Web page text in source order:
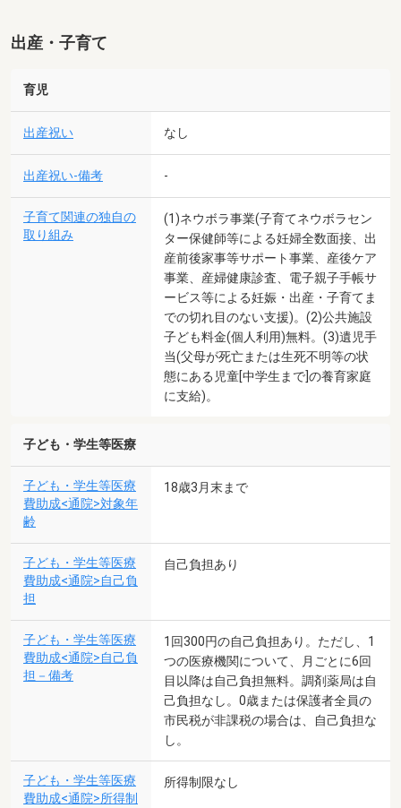
出産・子育て
育児
出産祝い なし
出産祝い-備考 -
子育て関連の独自の
取り組み
(1)ネウボラ事業(子育てネウボラセン
ター保健師等による妊婦全数面接、出
産前後家事等サポート事業、産後ケア
事業、産婦健康診査、電子親子手帳サ
ービス等による妊娠・出産・子育てま
での切れ目のない支援)。(2)公共施設
子ども料金(個人利用)無料。(3)遺児手
当(父母が死亡または生死不明等の状
態にある児童[中学生まで]の養育家庭
に支給)。
子ども・学生等医療
子ども・学生等医療
費助成<通院>対象年
齢
18歳3月末まで
子ども・学生等医療
費助成<通院>自己負
担
自己負担あり
子ども・学生等医療
費助成<通院>自己負
担－備考
1回300円の自己負担あり。ただし、1
つの医療機関について、月ごとに6回
目以降は自己負担無料。調剤薬局は自
己負担なし。0歳または保護者全員の
市民税が非課税の場合は、自己負担な
し。
子ども・学生等医療
費助成<通院>所得制
所得制限なし